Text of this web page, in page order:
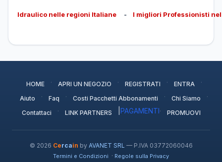
Idraulico nelle regioni Italiane - I migliori Professionisti
HOME · APRI UN NEGOZIO · REGISTRATI · ENTRA ·
Aiuto · Faq · Costi Pacchetti Abbonamenti · Chi Siamo ·
Contattaci · LINK PARTNERS PAGAMENTI· PROMUOVI
© 2026 Cercain by AVANET SRL — P.IVA 03772060046
Termini e Condizioni · Regole sulla Privacy